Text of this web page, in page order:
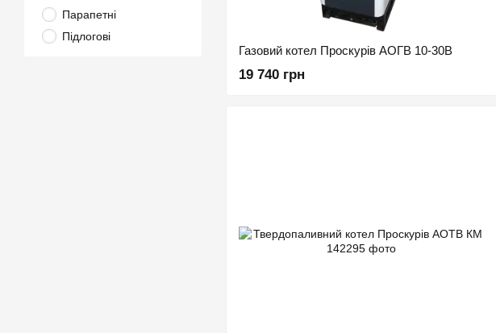
Газовий котел Проскурів АОГВ 10-30В
19 740 грн
Парапетні
Підлогові